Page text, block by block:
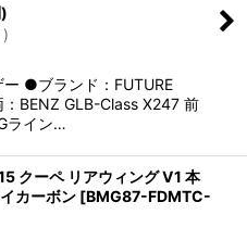
)
●ブランド：FUTURE
BENZ GLB-Class X247 前
ライン…
クーペ リアウィング V1 本
カーボン [BMG87-FDMTC-